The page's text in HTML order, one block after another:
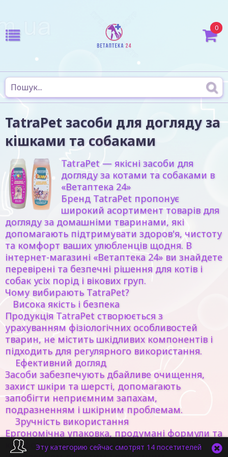
0
TatraPet засоби для догляду за
кішками та собаками
TatraPet — якісні засоби для
догляду за котами та собаками в
«Ветаптека 24»
Бренд TatraPet пропонує
широкий асортимент товарів для
догляду за домашніми тваринами, які
допомагають підтримувати здоров'я, чистоту
та комфорт ваших улюбленців щодня. В
інтернет-магазині «Ветаптека 24» ви знайдете
перевірені та безпечні рішення для котів і
собак усіх порід і вікових груп.
Чому вибирають TatraPet?
Висока якість і безпека
Продукція TatraPet створюється з
урахуванням фізіологічних особливостей
тварин, не містить шкідливих компонентів і
підходить для регулярного використання.
Ефективний догляд
Засоби забезпечують дбайливе очищення,
захист шкіри та шерсті, допомагають
запобігти неприємним запахам,
подразненням і шкірним проблемам.
Зручність використання
Ергономічна упаковка, продумані формули та
комфортні текстури роблять догляд за
Эту категорию сейчас смотрят 14 посетителей